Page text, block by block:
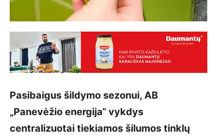
Pasibaigus šildymo sezonui, AB
„Panevėžio energija“ vykdys
centralizuotai tiekiamos šilumos tinklų